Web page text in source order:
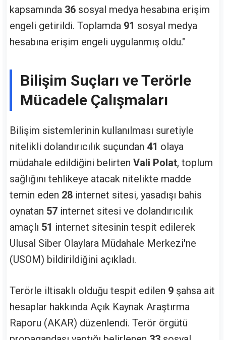
kapsamında 36 sosyal medya hesabına erişim
engeli getirildi. Toplamda 91 sosyal medya
hesabına erişim engeli uygulanmış oldu."
Bilişim Suçları ve Terörle
Mücadele Çalışmaları
Bilişim sistemlerinin kullanılması suretiyle
nitelikli dolandırıcılık suçundan 41 olaya
müdahale edildiğini belirten Vali Polat, toplum
sağlığını tehlikeye atacak nitelikte madde
temin eden 28 internet sitesi, yasadışı bahis
oynatan 57 internet sitesi ve dolandırıcılık
amaçlı 51 internet sitesinin tespit edilerek
Ulusal Siber Olaylara Müdahale Merkezi'ne
(USOM) bildirildiğini açıkladı.
Terörle iltisaklı olduğu tespit edilen 9 şahsa ait
hesaplar hakkında Açık Kaynak Araştırma
Raporu (AKAR) düzenlendi. Terör örgütü